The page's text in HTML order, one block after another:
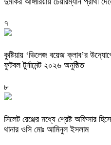
৭
কুষ্টিয়ায় ‘ভিলেজ বয়েজ ক্লাব’র
ফুটবল টুর্নামেন্ট ২০২৬ অনুষ্ঠিত
৮
সিলেট রেঞ্জের মধ্যে শ্রেষ্ট অফিসার
থানার ওসি মোঃ আমিনুল ইসলাম